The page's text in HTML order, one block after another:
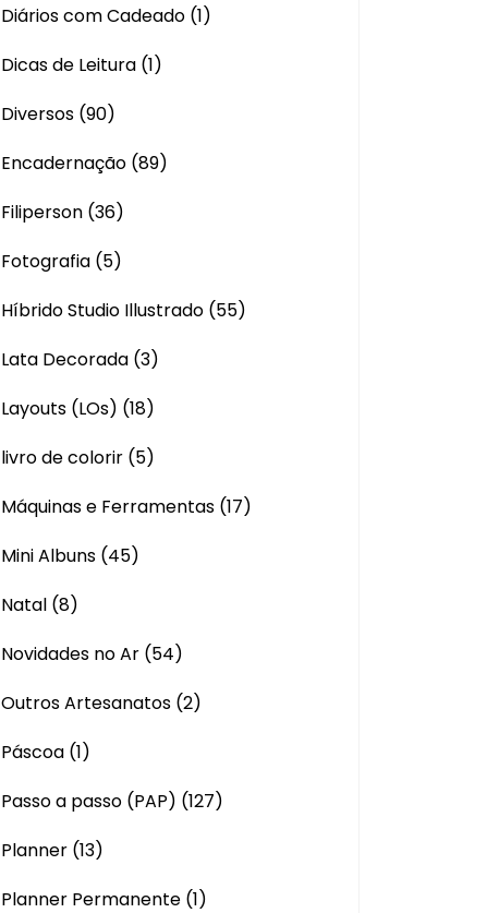
Diários com Cadeado (1)
Dicas de Leitura (1)
Diversos (90)
Encadernação (89)
Filiperson (36)
Fotografia (5)
Híbrido Studio Illustrado (55)
Lata Decorada (3)
Layouts (LOs) (18)
livro de colorir (5)
Máquinas e Ferramentas (17)
Mini Albuns (45)
Natal (8)
Novidades no Ar (54)
Outros Artesanatos (2)
Páscoa (1)
Passo a passo (PAP) (127)
Planner (13)
Planner Permanente (1)